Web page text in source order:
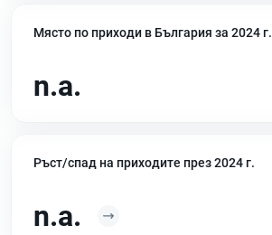
Място по приходи в България за 2024 г.
n.a.
Ръст/спад на приходите през 2024 г.
n.a.